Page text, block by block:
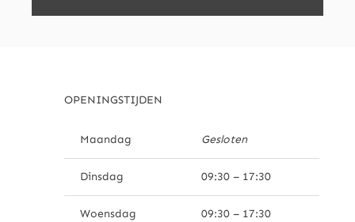
OPENINGSTIJDEN
Maandag Gesloten
Dinsdag 09:30 – 17:30
Woensdag 09:30 – 17:30